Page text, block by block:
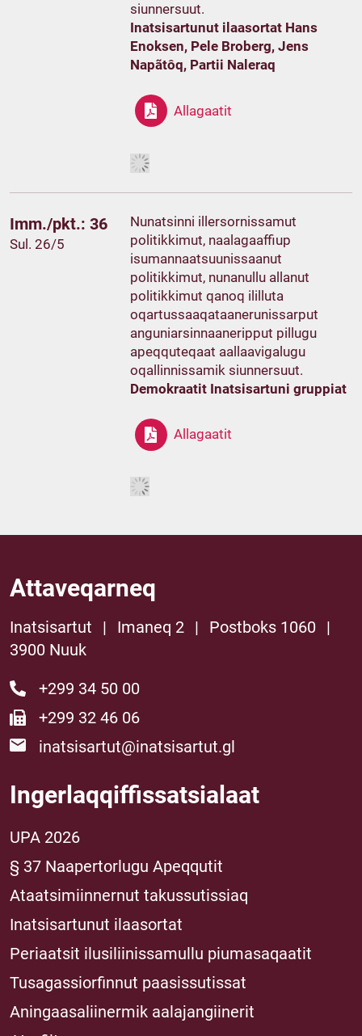
siunnersuut.
Inatsisartunut ilaasortat Hans
Enoksen, Pele Broberg, Jens
Napãtôq, Partii Naleraq
Allagaatit
Imm./pkt.: 36
Sul. 26/5
Nunatsinni illersornissamut
politikkimut, naalagaaffiup
isumannaatsuunissaanut
politikkimut, nunanullu allanut
politikkimut qanoq ililluta
oqartussaaqataanerunissarput
anguniarsinnaaneripput pillugu
apeqquteqaat aallaavigalugu
oqallinnissamik siunnersuut.
Demokraatit Inatsisartuni gruppiat
Allagaatit
Attaveqarneq
Inatsisartut | Imaneq 2 | Postboks 1060
|
3900 Nuuk
+299 34 50 00
+299 32 46 06
inatsisartut@inatsisartut.gl
Ingerlaqqiffissatsialaat
UPA 2026
§ 37 Naapertorlugu Apeqqutit
Ataatsimiinnernut takussutissiaq
Inatsisartunut ilaasortat
Periaatsit ilusiliinissamullu piumasaqaatit
Tusagassiorfinnut paasissutissat
Aningaasaliinermik aalajangiinerit